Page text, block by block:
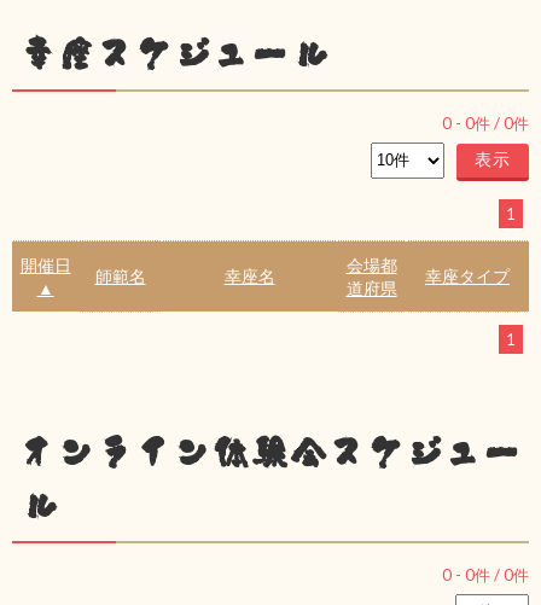
幸座スケジュール
0 - 0件 /0件
1
開催日
▲
師範名 幸座名
会場都
道府県
幸座タイプ
1
オンライン体験会スケジュー
ル
0 - 0件 /0件